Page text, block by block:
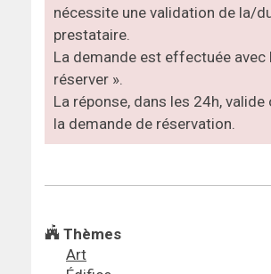
nécessite une validation de la/
prestataire.
La demande est effectuée avec
réserver ».
La réponse, dans les 24h, valide
la demande de réservation.
Thèmes
Art